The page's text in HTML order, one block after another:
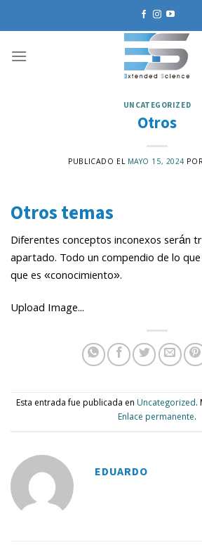
UNCATEGORIZED
Otros
PUBLICADO EL MAYO 15, 2024
Otros temas
Diferentes conceptos inconexos serán
apartado. Todo un compendio de lo
que es «conocimiento».
Upload Image...
Esta entrada fue publicada en Uncategorized.
Enlace permanente.
EDUARDO